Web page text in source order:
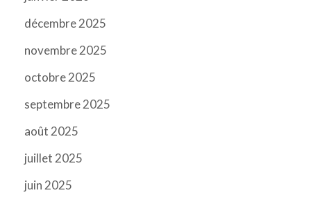
décembre 2025
novembre 2025
octobre 2025
septembre 2025
août 2025
juillet 2025
juin 2025